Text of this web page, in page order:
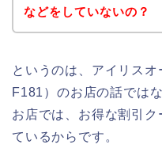
などをしていないの？
というのは、アイリス
F181）のお店の話では
お店では、お得な割引
ているからです。